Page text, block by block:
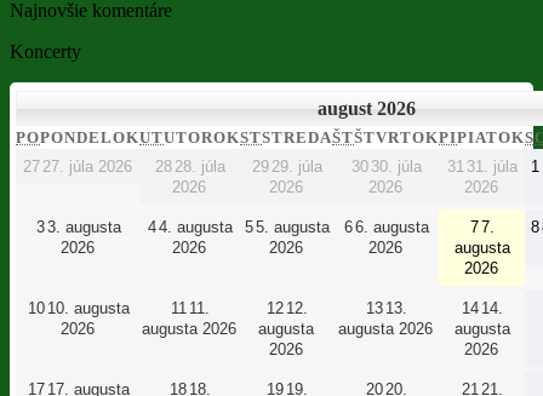
Najnovšie komentáre
Koncerty
august 2026
POPONDELOKUTUTOROKSTSTREDAŠTŠTVRTOKPIPIATOK
2727. júla 2026 2828. júla
2026
2929. júla
2026
30 30. júla
2026
31 31. júla
2026
1
33. augusta
2026
44. augusta
2026
55. augusta
2026
66. augusta
2026
77.
augusta
2026
8
10 10. augusta
2026
11 11.
augusta 2026
12 12.
augusta
2026
13 13.
augusta 2026
14 14.
augusta
2026
17 17. augusta
18 18.
19 19.
2020.
2121.